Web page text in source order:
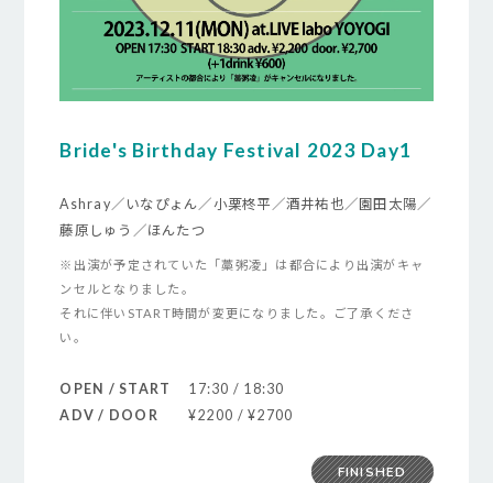
Bride's Birthday Festival 2023 Day1
Ashray／いなぴょん／小栗柊平／酒井祐也／園田太陽／
藤原しゅう／ほんたつ
※出演が予定されていた「藁粥凌」は都合により出演がキャ
ンセルとなりました。
それに伴いSTART時間が変更になりました。ご了承くださ
い。
OPEN / START
17:30 / 18:30
ADV / DOOR
¥2200 / ¥2700
FINISHED